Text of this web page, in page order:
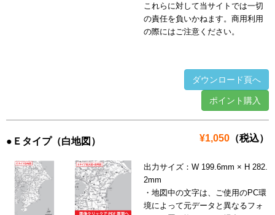
これらに対して当サイトでは一切
の責任を負いかねます。商用利用
の際にはご注意ください。
ダウンロード頁へ
ポイント購入
¥1,050 （税込）
●Ｅタイプ（白地図）
出力サイズ：W 199.6mm × H 282.
2mm
・地図中の文字は、ご使用のPC環
境によって元データと異なるフォ